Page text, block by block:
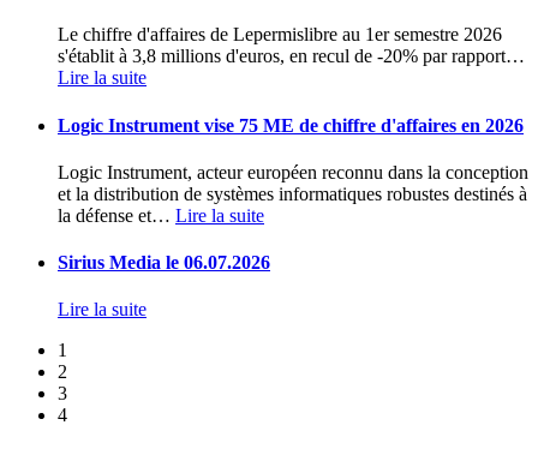
Le chiffre d'affaires de Lepermislibre au 1er semestre 2026
s'établit à 3,8 millions d'euros, en recul de -20% par rapport…
Lire la suite
Logic Instrument vise 75 ME de chiffre d'affaires en 2026
Logic Instrument, acteur européen reconnu dans la conception
et la distribution de systèmes informatiques robustes destinés à
la défense et… Lire la suite
Sirius Media le 06.07.2026
Lire la suite
1
2
3
4